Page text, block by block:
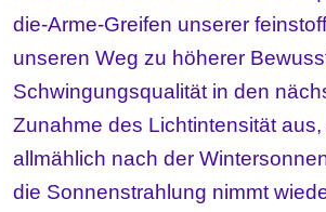
die-Arme-Greifen unserer
unseren Weg zu höherer
Schwingungsqualität in den
Zunahme des Lichtintensität
allmählich nach der
die Sonnenstrahlung nimmt